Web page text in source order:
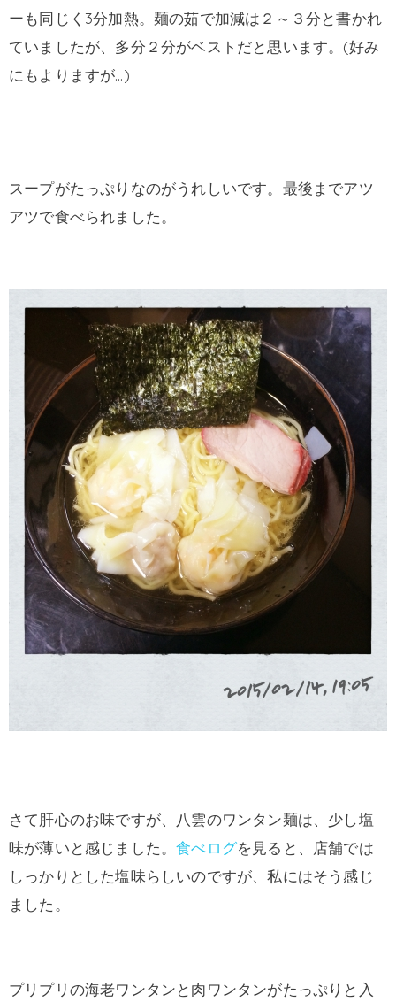
ーも同じく3分加熱。麺の茹で加減は２～３分と書かれ
ていましたが、多分２分がベストだと思います。(好み
にもよりますが…)
スープがたっぷりなのがうれしいです。最後までアツ
アツで食べられました。
さて肝心のお味ですが、八雲のワンタン麺は、少し塩
味が薄いと感じました。食べログを見ると、店舗では
しっかりとした塩味らしいのですが、私にはそう感じ
ました。
プリプリの海老ワンタンと肉ワンタンがたっぷりと入